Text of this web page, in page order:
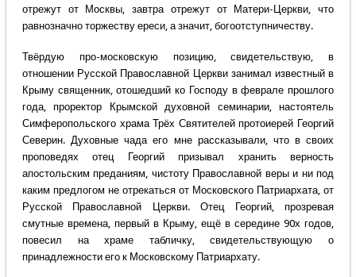
отрежут от Москвы, завтра отрежут от Матери-Церкви, что
равнозначно торжеству ереси, а значит, богоотступничеству.
Твёрдую про-московскую позицию, свидетельствую, в
отношении Русской Православной Церкви занимал известный в
Крыму священник, отошедший ко Господу в феврале прошлого
года, проректор Крымской духовной семинарии, настоятель
Симферопольского храма Трёх Святителей протоиерей Георгий
Северин. Духовные чада его мне рассказывали, что в своих
проповедях отец Георгий призывал хранить верность
апостольским преданиям, чистоту Православной веры и ни под
каким предлогом не отрекаться от Московского Патриархата, от
Русской Православной Церкви. Отец Георгий, прозревая
смутные времена, первый в Крыму, ещё в середине 90х годов,
повесил на храме табличку, свидетельствующую о
принадлежности его к Московскому Патриархату.